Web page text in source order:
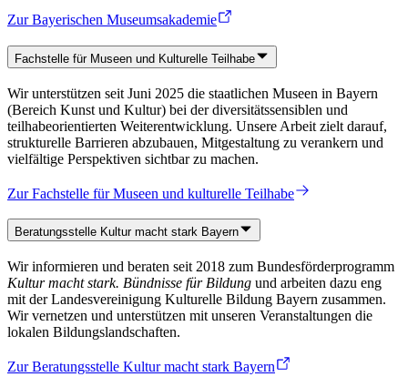
Zur Bayerischen Museumsakademie
Fachstelle für Museen und Kulturelle Teilhabe
Wir unterstützen seit Juni 2025 die staatlichen Museen in Bayern
(Bereich Kunst und Kultur) bei der diversitätssensiblen und
teilhabeorientierten Weiterentwicklung. Unsere Arbeit zielt darauf,
strukturelle Barrieren abzubauen, Mitgestaltung zu verankern und
vielfältige Perspektiven sichtbar zu machen.
Zur Fachstelle für Museen und kulturelle Teilhabe
Beratungsstelle Kultur macht stark Bayern
Wir informieren und beraten seit 2018 zum Bundesförderprogramm
Kultur macht stark. Bündnisse für Bildung und arbeiten dazu eng
mit der Landesvereinigung Kulturelle Bildung Bayern zusammen.
Wir vernetzen und unterstützen mit unseren Veranstaltungen die
lokalen Bildungslandschaften.
Zur Beratungsstelle Kultur macht stark Bayern